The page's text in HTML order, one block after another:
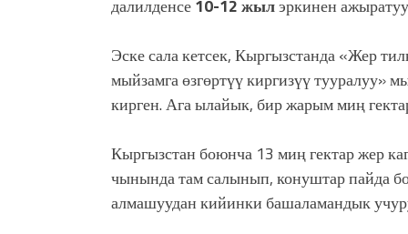
далилденсе10-12 жылэркинен
Эске сала кетсек, Кыргызстанда «Жер
мыйзамга өзгөртүү киргизүү
кирген. Ага ылайык, бир жарым миң
Кыргызстан боюнча 13 миң гектар жер
чынында там салынып, конуштар пайда
алмашуудан кийинки башаламандык